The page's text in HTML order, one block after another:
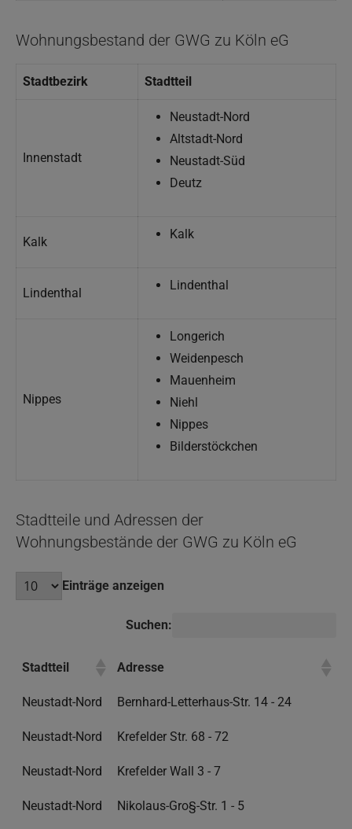
Wohnungsbestand der GWG zu Köln eG
Stadtbezirk Stadtteil
Innenstadt
Neustadt-Nord
Altstadt-Nord
Neustadt-Süd
Deutz
Kalk
Kalk
Lindenthal
Lindenthal
Nippes
Longerich
Weidenpesch
Mauenheim
Niehl
Nippes
Bilderstöckchen
Stadtteile und Adressen der
Wohnungsbestände der GWG zu Köln eG
Einträge anzeigen
Suchen:
Stadtteil Adresse
Neustadt-Nord Bernhard-Letterhaus-Str. 14 - 24
Neustadt-Nord Krefelder Str. 68 - 72
Neustadt-Nord Krefelder Wall 3 - 7
Neustadt-Nord Nikolaus-Gro§-Str. 1 - 5